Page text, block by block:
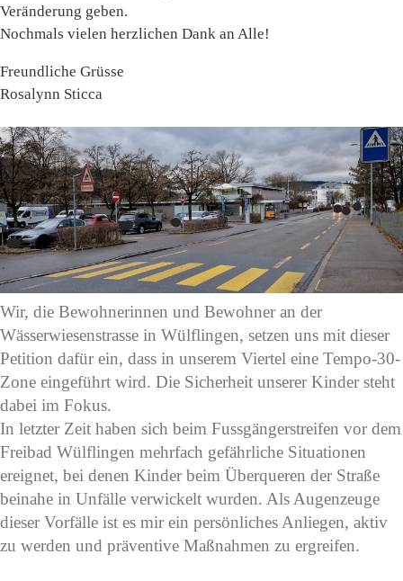
Veränderung geben.
Nochmals vielen herzlichen Dank an Alle!
Freundliche Grüsse
Rosalynn Sticca
Wir, die Bewohnerinnen und Bewohner an der
Wässerwiesenstrasse in Wülflingen, setzen uns mit dieser
Petition dafür ein, dass in unserem Viertel eine Tempo-30-
Zone eingeführt wird. Die Sicherheit unserer Kinder steht
dabei im Fokus.
In letzter Zeit haben sich beim Fussgängerstreifen vor dem
Freibad Wülflingen mehrfach gefährliche Situationen
ereignet, bei denen Kinder beim Überqueren der Straße
beinahe in Unfälle verwickelt wurden. Als Augenzeuge
dieser Vorfälle ist es mir ein persönliches Anliegen, aktiv
zu werden und präventive Maßnahmen zu ergreifen.